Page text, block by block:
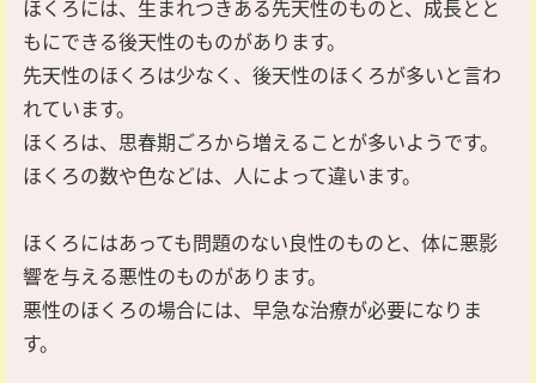
ほくろには、生まれつきある先天性のものと、成長とと
もにできる後天性のものがあります。
先天性のほくろは少なく、後天性のほくろが多いと言わ
れています。
ほくろは、思春期ごろから増えることが多いようです。
ほくろの数や色などは、人によって違います。
ほくろにはあっても問題のない良性のものと、体に悪影
響を与える悪性のものがあります。
悪性のほくろの場合には、早急な治療が必要になりま
す。